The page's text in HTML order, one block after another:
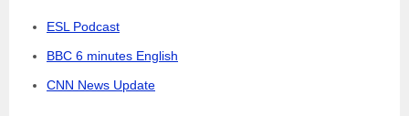
ESL Podcast
BBC 6 minutes English
CNN News Update